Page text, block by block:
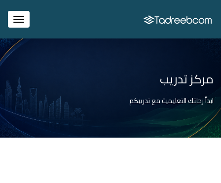
مركز تدريب
ابدأ رحلتك التعليمية مع تدريبكم